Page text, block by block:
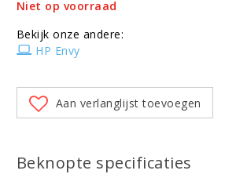
Niet op voorraad
Bekijk onze andere:
HP Envy
Aan verlanglijst toevoegen
Beknopte specificaties